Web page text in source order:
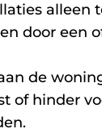
alleen
door een
de
of hinder